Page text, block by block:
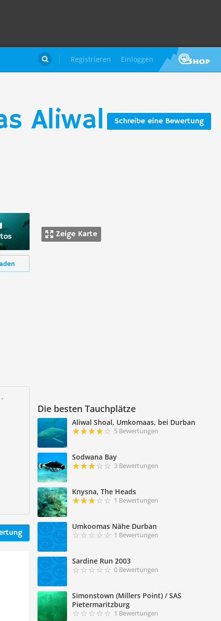
Registrieren Einloggen

Schreibe eine Bewertung
Aliwal
Zeige Karte
Die besten Tauchplätze
Aliwal Shoal, Umkomaas, bei Durban
5 Bewertungen
Sodwana Bay
3 Bewertungen
Knysna, The Heads
1 Bewertungen
Umkoomas Nähe Durban
1 Bewertungen
Sardine Run 2003
0 Bewertungen
Simonstown (Millers Point) / SAS
Pietermaritzburg
1 Bewertungen
,